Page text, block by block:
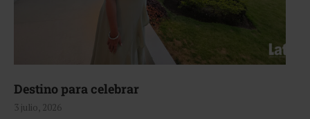
Destino para celebrar
3 julio, 2026